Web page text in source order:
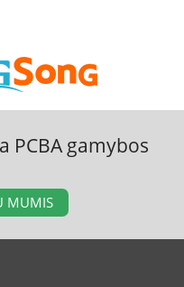
PCBA gamybos
MUMIS